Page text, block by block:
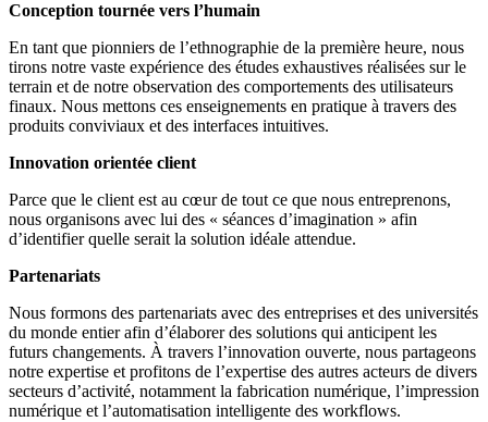
Conception tournée vers l’humain
En tant que pionniers de l’ethnographie de la première heure, nous
tirons notre vaste expérience des études exhaustives réalisées sur le
terrain et de notre observation des comportements des utilisateurs
finaux. Nous mettons ces enseignements en pratique à travers des
produits conviviaux et des interfaces intuitives.
Innovation orientée client
Parce que le client est au cœur de tout ce que nous entreprenons,
nous organisons avec lui des « séances d’imagination » afin
d’identifier quelle serait la solution idéale attendue.
Partenariats
Nous formons des partenariats avec des entreprises et des universités
du monde entier afin d’élaborer des solutions qui anticipent les
futurs changements. À travers l’innovation ouverte, nous partageons
notre expertise et profitons de l’expertise des autres acteurs de divers
secteurs d’activité, notamment la fabrication numérique, l’impression
numérique et l’automatisation intelligente des workflows.